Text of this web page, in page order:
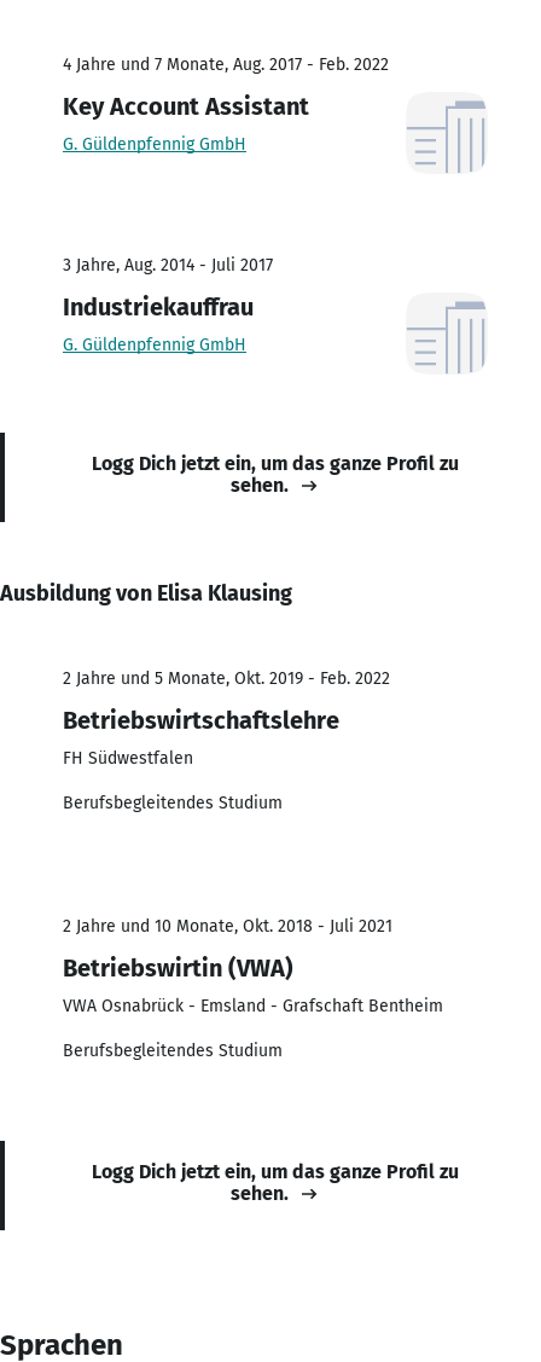
4 Jahre und 7 Monate, Aug. 2017 - Feb. 2022
Key Account Assistant
G. Güldenpfennig GmbH
3 Jahre, Aug. 2014 - Juli 2017
Industriekauffrau
G. Güldenpfennig GmbH
Logg Dich jetzt ein, um das ganze Profil zu
sehen.
Ausbildung von Elisa Klausing
2 Jahre und 5 Monate, Okt. 2019 - Feb. 2022
Betriebswirtschaftslehre
FH Südwestfalen
Berufsbegleitendes Studium
2 Jahre und 10 Monate, Okt. 2018 - Juli 2021
Betriebswirtin (VWA)
VWA Osnabrück - Emsland - Grafschaft Bentheim
Berufsbegleitendes Studium
Logg Dich jetzt ein, um das ganze Profil zu
sehen.
Sprachen